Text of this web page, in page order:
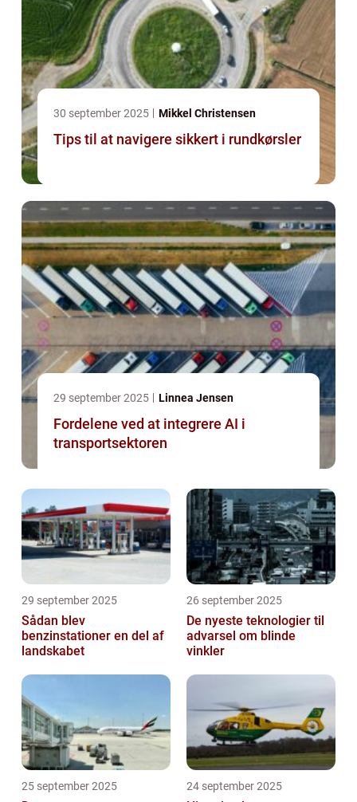
30 september 2025 Mikkel Christensen
Tips til at navigere sikkert i rundkørsler
29 september 2025 Linnea Jensen
Fordelene ved at integrere AI i
transportsektoren
29 september 2025
Sådan blev
benzinstationer en del af
landskabet
26 september 2025
De nyeste teknologier til
advarsel om blinde
vinkler
25 september 2025 24 september 2025